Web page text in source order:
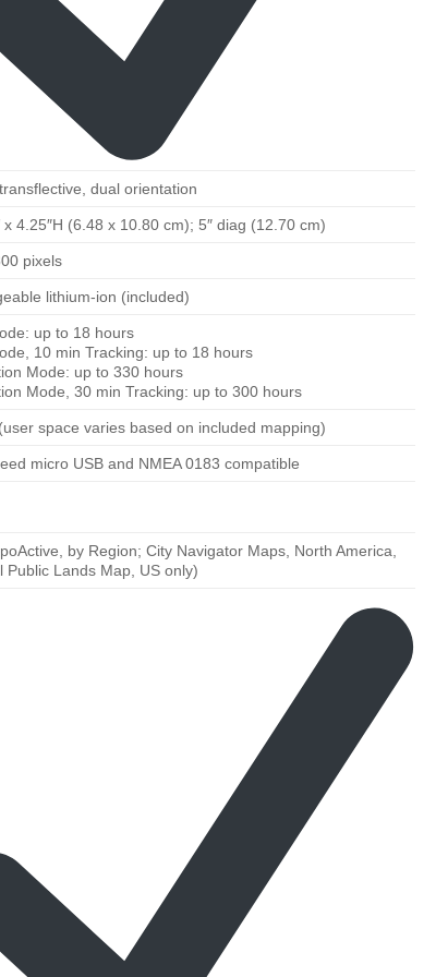
dual orientation
x 4.25″H (6.48 x 10.80 cm); 5″ diag (12.70 cm)
pixels
lithium-ion (included)
up to 18 hours
10 min Tracking: up to 18 hours
Mode: up to 330 hours
Mode, 30 min Tracking: up to 300 hours
space varies based on included mapping)
micro USB and NMEA 0183 compatible
by Region; City Navigator Maps, North America,
Public Lands Map, US only)